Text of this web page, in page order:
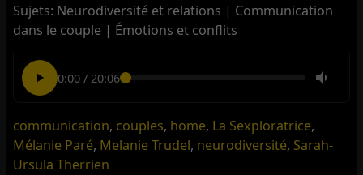
Sujets: Neurodiversité et relations | Communication
dans le couple | Émotions et conflits
0:00/ 20:06
communication, couples, home, La Sexploratrice,
Mélanie Paré, Melanie Trudel, neurodiversité, Sarah-
Ursula Therrien